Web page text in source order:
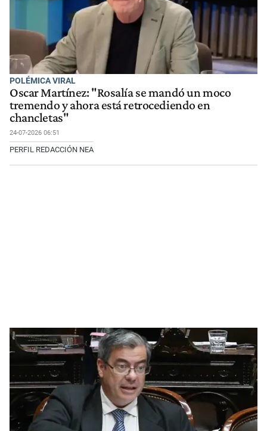
POLÉMICA VIRAL
Oscar Martínez: "Rosalía se mandó un moco
tremendo y ahora está retrocediendo en
chancletas"
24-07-2026 06:51
PERFIL REDACCIÓN NEA